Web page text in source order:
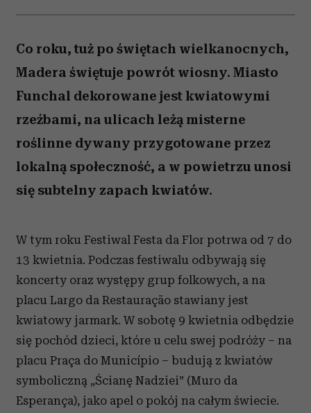
Co roku, tuż po świętach wielkanocnych,
Madera świętuje powrót wiosny. Miasto
Funchal dekorowane jest kwiatowymi
rzeźbami, na ulicach leżą misterne
roślinne dywany przygotowane przez
lokalną społeczność, a w powietrzu unosi
się subtelny zapach kwiatów.
W tym roku Festiwal Festa da Flor potrwa od 7 do
13 kwietnia. Podczas festiwalu odbywają się
koncerty oraz występy grup folkowych, a na
placu Largo da Restauração stawiany jest
kwiatowy jarmark. W sobotę 9 kwietnia odbędzie
się pochód dzieci, które u celu swej podróży – na
placu Praça do Município – budują z kwiatów
symboliczną „Ścianę Nadziei” (Muro da
Esperança), jako apel o pokój na całym świecie.